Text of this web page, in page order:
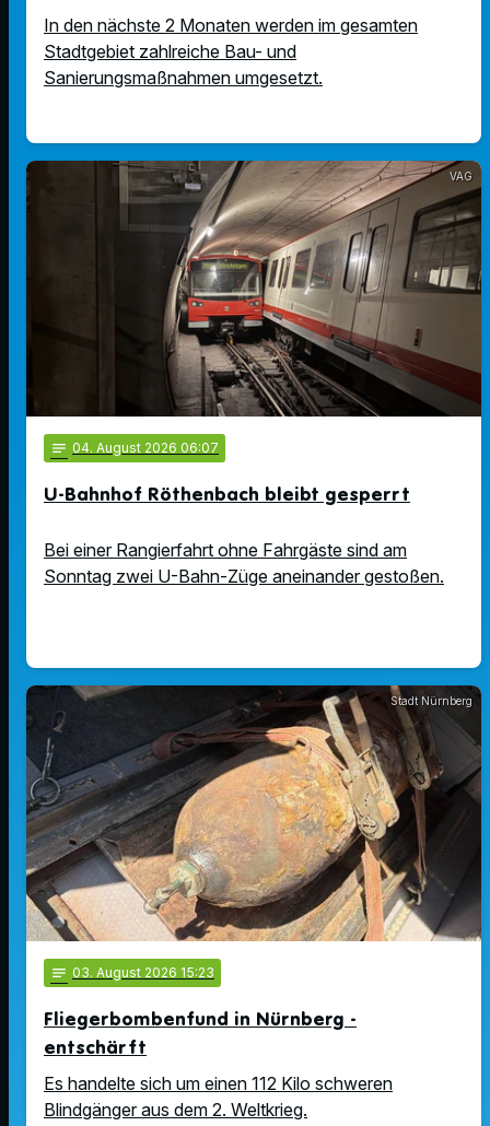
In den nächste 2 Monaten werden im gesamten
Stadtgebiet zahlreiche Bau- und
Sanierungsmaßnahmen umgesetzt.
VAG
notes 04. August 2026 06:07
U-Bahnhof Röthenbach bleibt gesperrt
Bei einer Rangierfahrt ohne Fahrgäste sind am
Sonntag zwei U-Bahn-Züge aneinander gestoßen.
Stadt Nürnberg
notes 03. August 2026 15:23
Fliegerbombenfund in Nürnberg -
entschärft
Es handelte sich um einen 112 Kilo schweren
Blindgänger aus dem 2. Weltkrieg.